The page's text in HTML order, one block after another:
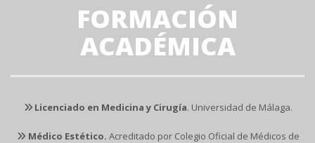
FORMACIÓN
ACADÉMICA
Licenciado en Medicina y Cirugía. Universidad de Málaga.
Médico Estético. Acreditado por Colegio Oficial de Médicos de